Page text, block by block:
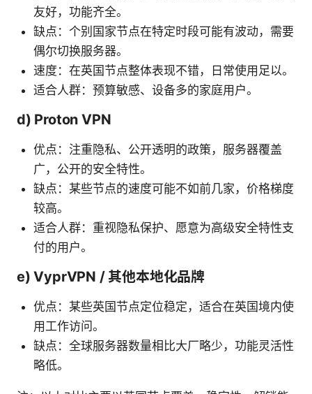
友好，功能齐全。
缺点：个别国家节点在特定时段可能有波动，需要
偶尔切换服务器。
速度：在英国节点整体表现不错，日常使用足以。
适合人群：预算敏感、设备多的家庭用户。
d) Proton VPN
优点：注重隐私、公开透明的政策，服务器覆盖
广，公开的安全特性。
缺点：某些节点的速度可能不如前几家，价格梯度
较高。
适合人群：重视隐私保护、愿意为高级安全特性支
付的用户。
e) VyprVPN / 其他本地化品牌
优点：某些英国节点定位稳定，适合在英国境内使
用工作访问。
缺点：全球服务器数量相比大厂略少，功能灵活性
略低。